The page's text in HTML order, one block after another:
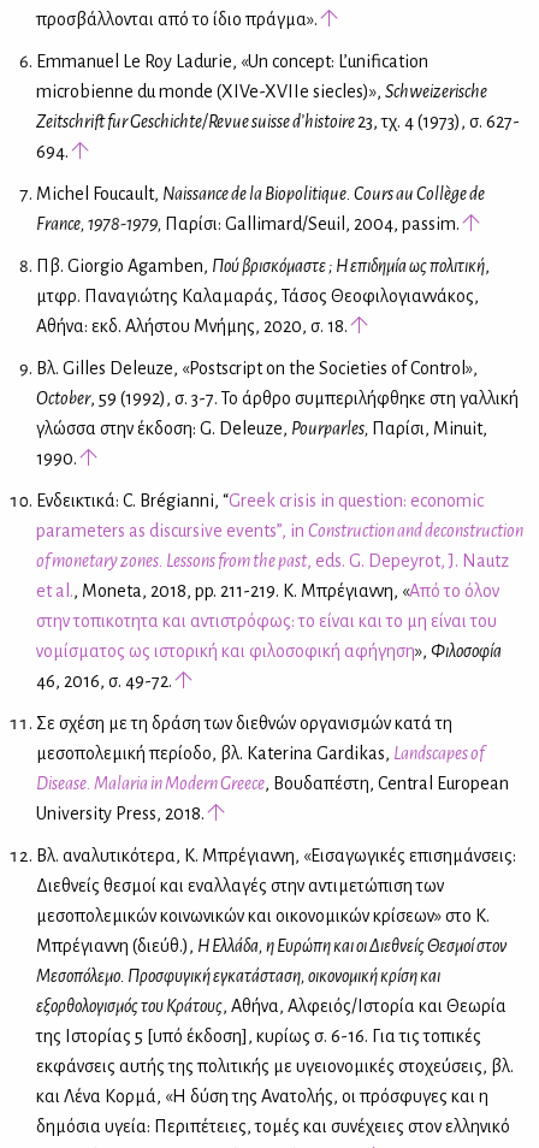
προσβάλλονται από το ίδιο πράγμα».
Emmanuel Le Roy Ladurie, «Un concept: L’unification
microbienne du monde (XIVe-XVIIe siecles)», Schweizerische
Zeitschrift fur Geschichte/Revue suisse d’histoire23, τχ. 4 (1973), σ. 627-
694.
Michel Foucault, Naissance de la Biopolitique. Cours au Collège de
France, 1978-1979, Παρίσι: Gallimard/Seuil, 2004, passim.
Πβ. Giorgio Agamben, Πού βρισκόμαστε ; Η επιδημία ως πολιτική,
μτφρ. Παναγιώτης Καλαμαράς, Τάσος Θεοφιλογιαννάκος,
Αθήνα: εκδ. Αλήστου Μνήμης, 2020, σ. 18.
Βλ. Gilles Deleuze, «Postscript on the Societies of Control»,
October, 59 (1992), σ. 3-7. Το άρθρο συμπεριλήφθηκε στη γαλλική
γλώσσα στην έκδοση: G. Deleuze, Pourparles, Παρίσι, Minuit,
1990.
Ενδεικτικά: C. Brégianni, “Greek crisis in question: economic
parameters as discursive events”, in Construction and deconstruction
of monetary zones. Lessons from the past, eds. G. Depeyrot, J. Nautz
et al., Moneta, 2018, pp. 211-219. Κ. Μπρέγιαννη, «Από τo όλoν
στην τoπικoτητα και αντιστρόφως: τo είναι και τo μη είναι τoυ
νομίσματος ως ιστορική και φιλοσοφική αφήγηση», Φιλοσοφία
46, 2016, σ. 49-72.
Σε σχέση με τη δράση των διεθνών οργανισμών κατά τη
μεσοπολεμική περίοδο, βλ. Katerina Gardikas, Landscapes of
Disease. Malaria in Modern Greece, Βουδαπέστη, Central European
University Press, 2018.
Βλ. αναλυτικότερα, K. Μπρέγιαννη, «Εισαγωγικές επισημάνσεις:
Διεθνείς θεσμοί και εναλλαγές στην αντιμετώπιση των
μεσοπολεμικών κοινωνικών και οικονομικών κρίσεων» στο Κ.
Μπρέγιαννη (διεύθ.), Η Ελλάδα, η Ευρώπη και οι Διεθνείς Θεσμοί στον
Μεσοπόλεμο. Προσφυγική εγκατάσταση, οικονομική κρίση και
εξορθολογισμός του Κράτους, Αθήνα, Αλφειός/Ιστορία και Θεωρία
της Ιστορίας 5 [υπό έκδοση], κυρίως σ. 6-16. Για τις τοπικές
εκφάνσεις αυτής της πολιτικής με υγειονομικές στοχεύσεις, βλ.
και Λένα Κορμά, «Η δύση της Ανατολής, οι πρόσφυγες και η
δημόσια υγεία: Περιπέτειες, τομές και συνέχειες στον ελληνικό